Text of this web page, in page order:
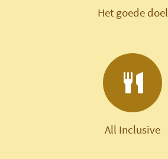
Het goede doel
All Inclusive